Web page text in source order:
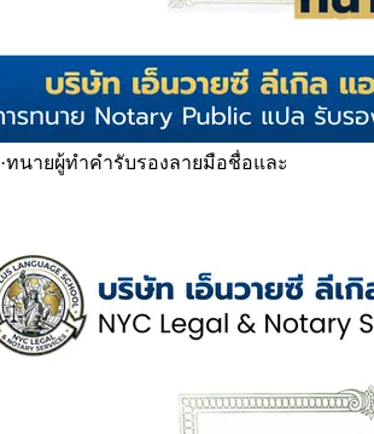
·ทนายผู้ทำคำรับรองลายมือชื่อและ